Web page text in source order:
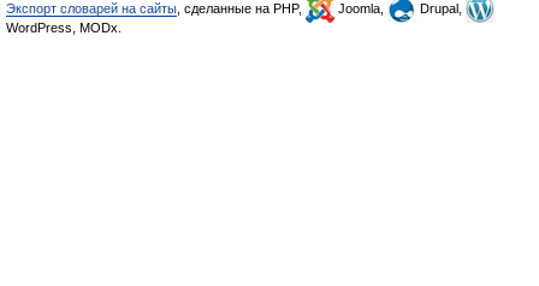
Экспорт словарей на сайты , сделанные на PHP, Joomla,
Drupal,
WordPress, MODx.